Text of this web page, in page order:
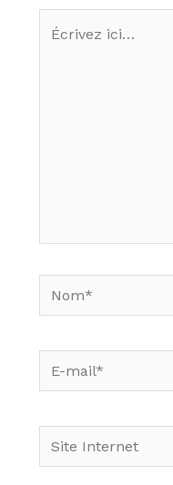
Nom*
E-
mail*
Site
Internet